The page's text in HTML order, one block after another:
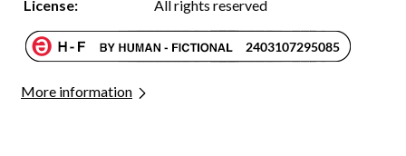
License:
All rights reserved
More information